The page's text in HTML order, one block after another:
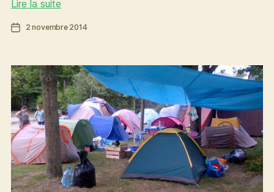
Lire la suiteLa
est
échec
Date2 novembre 2014